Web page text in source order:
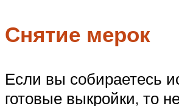
Снятие мерок
Если вы собираетесь
готовые выкройки, то